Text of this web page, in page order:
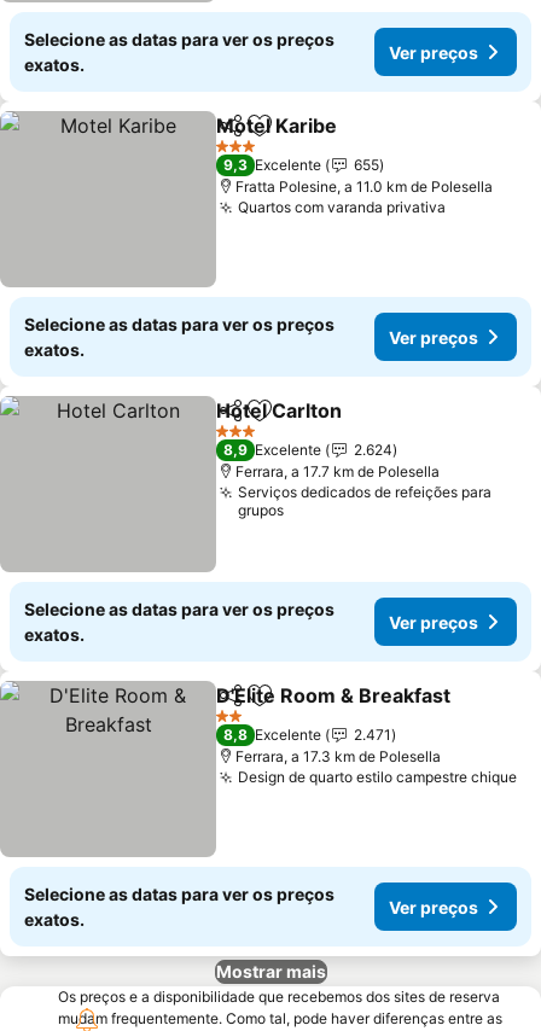
Selecione as datas para ver os preços
exatos.
Ver preços
PartilharAdicionar aos favoritos
Motel Karibe
3 Estrelas
9,3 Excelente
655
Fratta Polesine, a 11.0 km de Polesella
Quartos com varanda privativa
Selecione as datas para ver os preços
exatos.
Ver preços
PartilharAdicionar aos favoritos
Hotel Carlton
3 Estrelas
8,9 Excelente
2.624
Ferrara, a 17.7 km de Polesella
Serviços dedicados de refeições para
grupos
Selecione as datas para ver os preços
exatos.
Ver preços
PartilharAdicionar aos favoritos
D'Elite Room & Breakfast
2 Estrelas
8,8 Excelente
2.471
Ferrara, a 17.3 km de Polesella
Design de quarto estilo campestre chique
Selecione as datas para ver os preços
exatos.
Ver preços
Mostrar mais
Os preços e a disponibilidade que recebemos dos sites de reserva
mudam frequentemente. Como tal, pode haver diferenças entre as